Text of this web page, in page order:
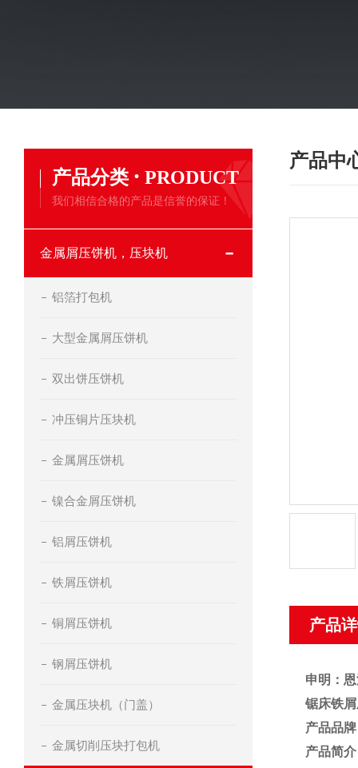
产品分类 · PRODUCT
我们相信合格的产品是信誉的保证！
金属屑压饼机，压块机
铝箔打包机
大型金属屑压饼机
双出饼压饼机
冲压铜片压块机
金属屑压饼机
镍合金屑压饼机
铝屑压饼机
铁屑压饼机
铜屑压饼机
钢屑压饼机
金属压块机（门盖）
金属切削压块打包机
产品中
产品
申明：
锯床铁
产品品
产品简